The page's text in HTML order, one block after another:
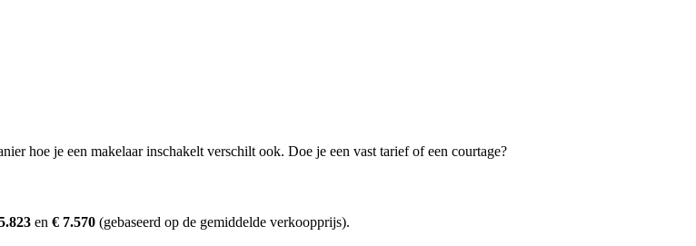
hoe je een makelaar inschakelt verschilt ook. Doe je een vast tarief of een courtage?
en € 7.570 (gebaseerd op de gemiddelde verkoopprijs).